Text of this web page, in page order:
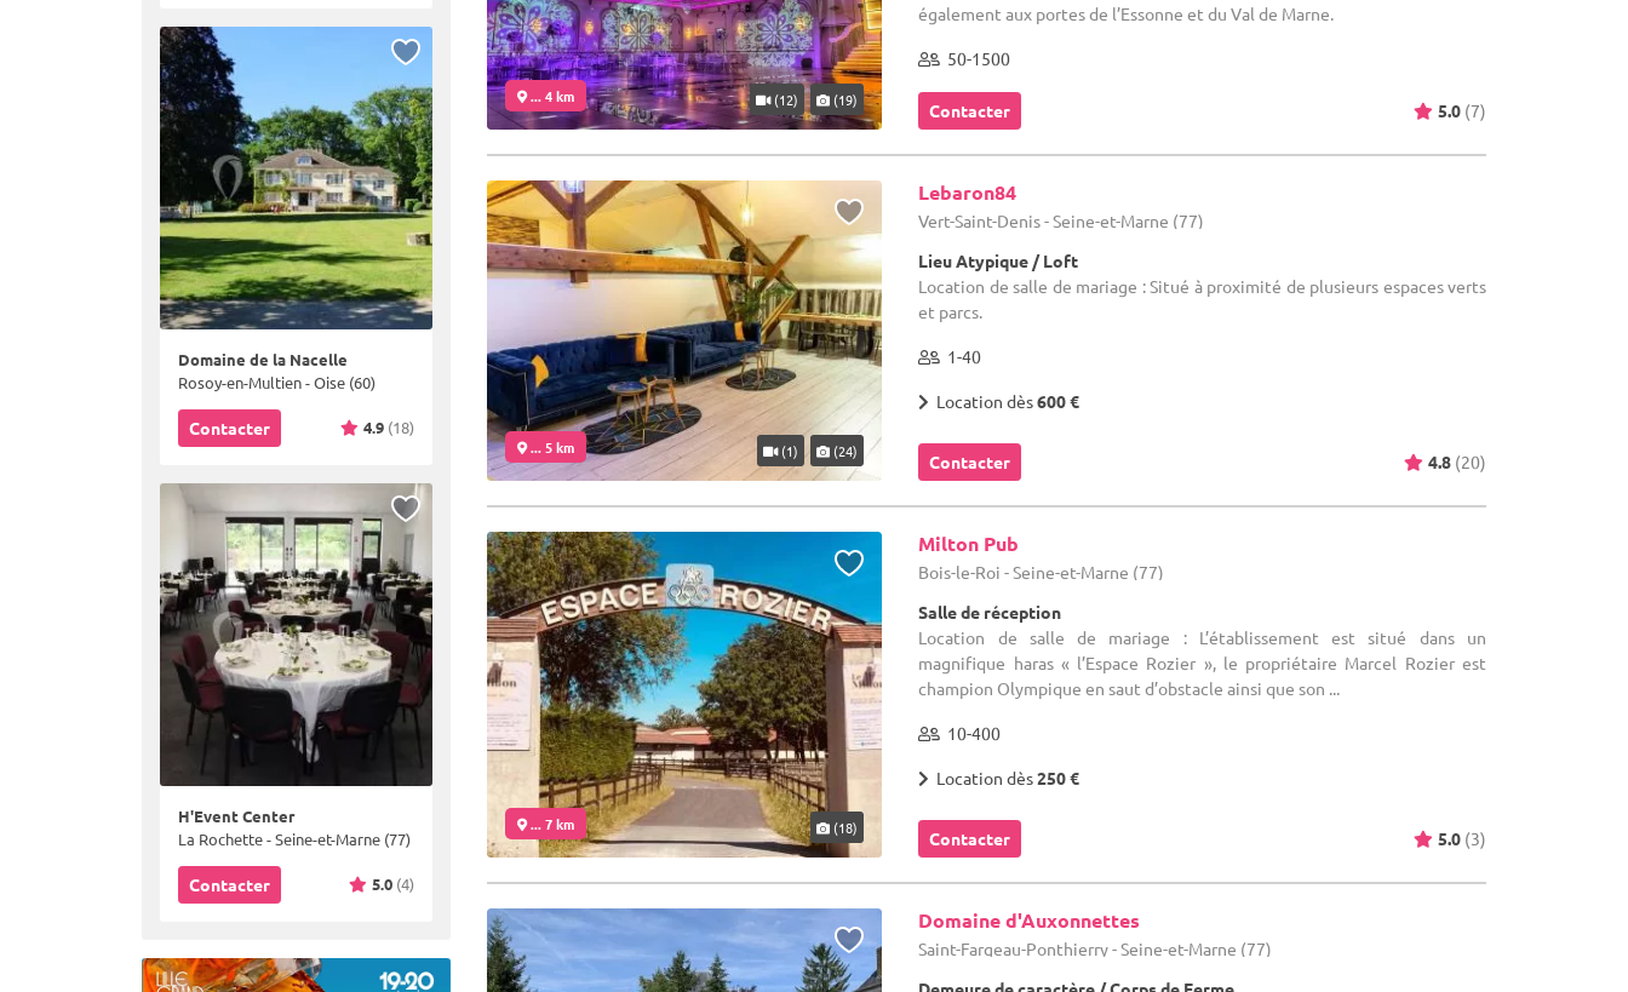
Domaine de la Nacelle
Rosoy-en-Multien - Oise (60)
Contacter 4.9 (18)
H'Event Center
La Rochette - Seine-et-Marne (77)
Contacter 5.0 (4)
... 4 km (12) (19)
également aux portes de l’Essonne et du Val de Marne.
50-1500
Contacter 5.0 (7)
... 5 km (1) (24)
Lebaron84
Vert-Saint-Denis - Seine-et-Marne (77)
Lieu Atypique / Loft
Location de salle de mariage : Situé à proximité de plusieurs espaces verts
et parcs.
1-40
Location dès600 €
Contacter 4.8 (20)
... 7 km (18)
Milton Pub
Bois-le-Roi - Seine-et-Marne (77)
Salle de réception
Location de salle de mariage : L’établissement est situé dans un
magnifique haras « l’Espace Rozier », le propriétaire Marcel Rozier est
champion Olympique en saut d’obstacle ainsi que son ...
10-400
Location dès250 €
Contacter 5.0 (3)
Domaine d'Auxonnettes
Saint-Fargeau-Ponthierry - Seine-et-Marne (77)